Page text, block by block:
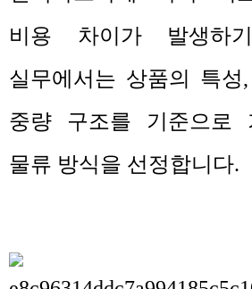
비용 차이가 발생하
실무에서는 상품의 특성,
중량 구조를 기준으로
물류 방식을 선정합니다.